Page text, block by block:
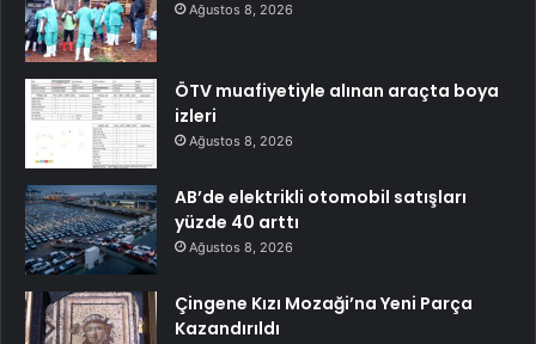
Ağustos 8, 2026
ÖTV muafiyetiyle alınan araçta boya
izleri
Ağustos 8, 2026
AB’de elektrikli otomobil satışları
yüzde 40 arttı
Ağustos 8, 2026
Çingene Kızı Mozaği’na Yeni Parça
Kazandırıldı